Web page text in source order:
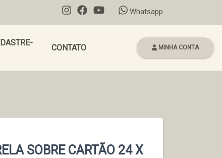
Whatsapp
CONTATO MINHA CONTA
SOBRE CARTÃO 24 X